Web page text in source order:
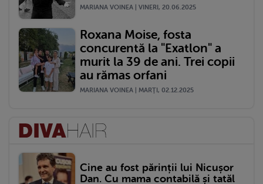
MARIANA VOINEA | VINERI, 20.06.2025
Roxana Moise, fosta
concurentă la "Exatlon" a
murit la 39 de ani. Trei copii
au rămas orfani
MARIANA VOINEA | MARŢI, 02.12.2025
Cine au fost părinții lui Nicușor
Dan. Cu mama contabilă și tatăl